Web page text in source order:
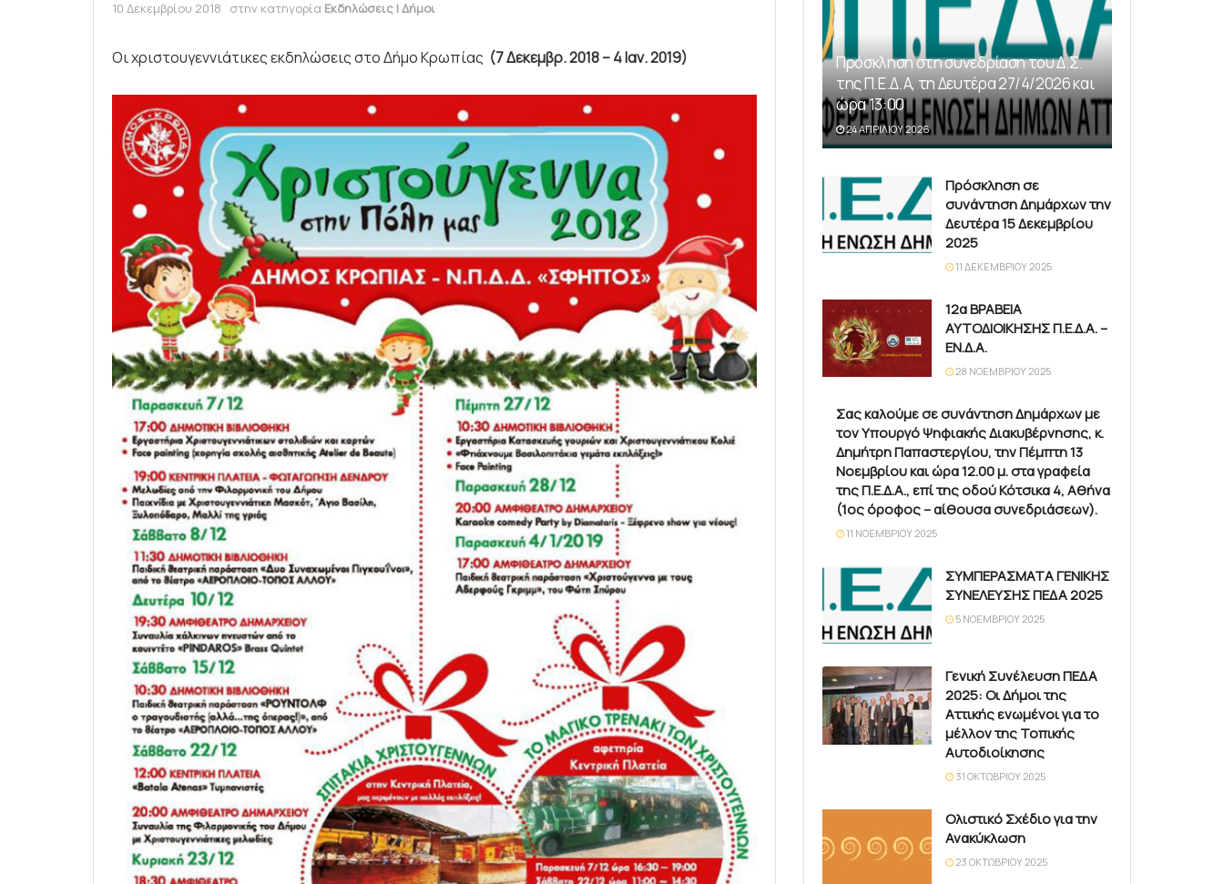
10 Δεκεμβρίου 2018 στην κατηγορία Εκδηλώσεις | Δήμοι
Οι χριστουγεννιάτικες εκδηλώσεις στο Δήμο Κρωπίας (7 Δεκεμβρ. 2018 – 4 Ιαν. 2019)
Πρόσκληση στη συνεδρίαση του Δ.Σ.
της Π.Ε.Δ.Α, τη Δευτέρα 27/4/2026 και
ώρα 13:00
24 ΑΠΡΙΛΊΟΥ 2026
Πρόσκληση σε
συνάντηση Δημάρχων την
Δευτέρα 15 Δεκεμβρίου
2025
11 ΔΕΚΕΜΒΡΊΟΥ 2025
12α ΒΡΑΒΕΙΑ
ΑΥΤΟΔΙΟΙΚΗΣΗΣ Π.Ε.Δ.Α. –
ΕΝ.Δ.Α.
28 ΝΟΕΜΒΡΊΟΥ 2025
Σας καλούμε σε συνάντηση Δημάρχων με
τον Υπουργό Ψηφιακής Διακυβέρνησης, κ.
Δημήτρη Παπαστεργίου, την Πέμπτη 13
Νοεμβρίου και ώρα 12.00 μ. στα γραφεία
της Π.Ε.Δ.Α., επί της οδού Κότσικα 4, Αθήνα
(1ος όροφος – αίθουσα συνεδριάσεων).
11 ΝΟΕΜΒΡΊΟΥ 2025
ΣΥΜΠΕΡΑΣΜΑΤΑ ΓΕΝΙΚΗΣ
ΣΥΝΕΛΕΥΣΗΣ ΠΕΔΑ 2025
5 ΝΟΕΜΒΡΊΟΥ 2025
Γενική Συνέλευση ΠΕΔΑ
2025: Οι Δήμοι της
Αττικής ενωμένοι για το
μέλλον της Τοπικής
Αυτοδιοίκησης
31 ΟΚΤΩΒΡΊΟΥ 2025
Ολιστικό Σχέδιο για την
Ανακύκλωση
23 ΟΚΤΩΒΡΊΟΥ 2025